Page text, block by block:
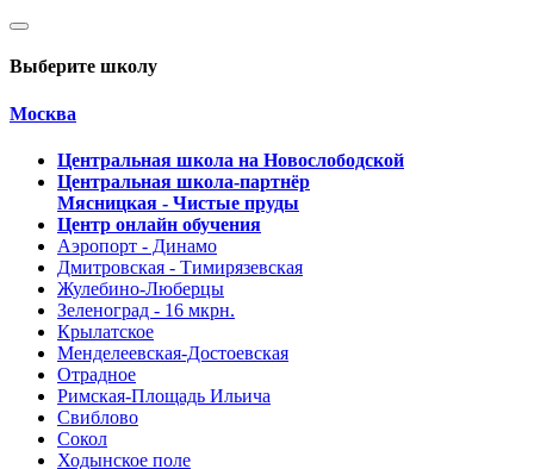
Выберите школу
Москва
Центральная школа на Новослободской
Центральная школа-партнёр
Мясницкая - Чистые пруды
Центр онлайн обучения
Аэропорт - Динамо
Дмитровская - Тимирязевская
Жулебино-Люберцы
Зеленоград - 16 мкрн.
Крылатское
Менделеевская-Достоевская
Отрадное
Римская-Площадь Ильича
Свиблово
Сокол
Ходынское поле